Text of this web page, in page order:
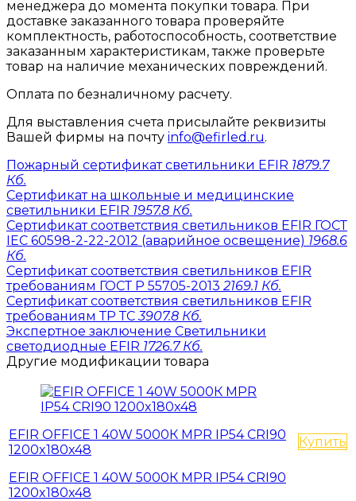
менеджера до момента покупки товара. При
доставке заказанного товара проверяйте
комплектность, работоспособность, соответствие
заказанным характеристикам, также проверьте
товар на наличие механических повреждений.
Оплата по безналичному расчету.
Для выставления счета присылайте реквизиты
Вашей фирмы на почту info@efirled.ru.
Пожарный сертификат светильники EFIR 1879.7
Кб.
Сертификат на школьные и медицинские
светильники EFIR 1957.8 Кб.
Сертификат соответствия светильников EFIR ГОСТ
IEC 60598-2-22-2012 (аварийное освещение) 1968.6
Кб.
Сертификат соответствия светильников EFIR
требованиям ГОСТ Р 55705-2013 2169.1 Кб.
Сертификат соответствия светильников EFIR
требованиям ТР ТС 3907.8 Кб.
Экспертное заключение Светильники
светодиодные EFIR 1726.7 Кб.
Другие модификации товара
EFIR OFFICE 1 40W 5000К MPR IP54 CRI90
1200x180x48
EFIR OFFICE 1 40W 5000К MPR IP54 CRI90
1200x180x48
Купить